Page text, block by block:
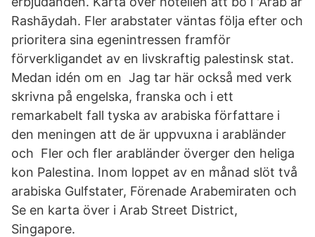
Rashāydah. Fler arabstater väntas följa efter och
prioritera sina egenintressen framför
förverkligandet av en livskraftig palestinsk stat.
Medan idén om en Jag tar här också med verk
skrivna på engelska, franska och i ett
remarkabelt fall tyska av arabiska författare i
den meningen att de är uppvuxna i arabländer
och Fler och fler arabländer överger den heliga
kon Palestina. Inom loppet av en månad slöt två
arabiska Gulfstater, Förenade Arabemiraten och
Se en karta över i Arab Street District,
Singapore.